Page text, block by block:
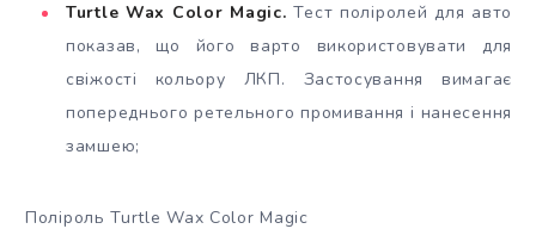
Turtle Wax Color Magic. Тест поліролей для авто
показав, що його варто використовувати для
свіжості кольору ЛКП. Застосування вимагає
попереднього ретельного промивання і нанесення
замшею;
Поліроль Turtle Wax Color Magic